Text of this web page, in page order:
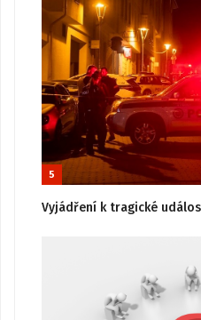
5
Vyjádření k tragické